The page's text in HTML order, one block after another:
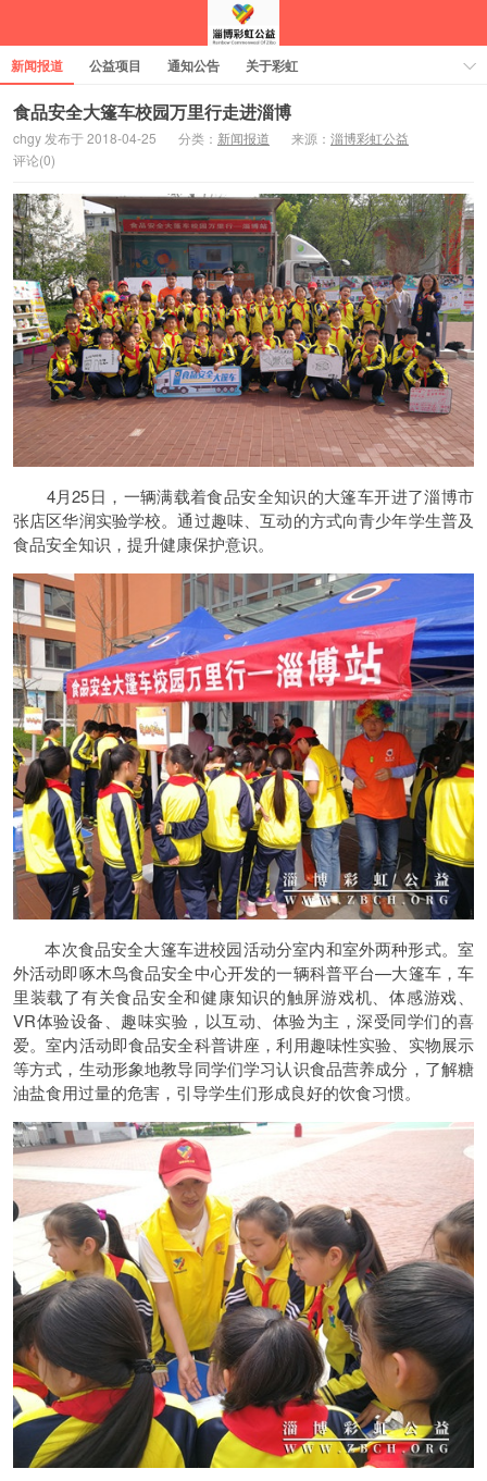
新闻报道 公益项目 通知公告 关于彩虹
食品安全大篷车校园万里行走进淄博
chgy 发布于 2018-04-25 分类： 新闻报道 来源： 淄博彩虹公益
评论(0)
4月25日，一辆满载着食品安全知识的大篷车开进了淄博市
张店区华润实验学校。通过趣味、互动的方式向青少年学生普及
食品安全知识，提升健康保护意识。
本次食品安全大篷车进校园活动分室内和室外两种形式。室
外活动即啄木鸟食品安全中心开发的一辆科普平台—大篷车，车
里装载了有关食品安全和健康知识的触屏游戏机、体感游戏、
VR体验设备、趣味实验，以互动、体验为主，深受同学们的喜
爱。室内活动即食品安全科普讲座，利用趣味性实验、实物展示
等方式，生动形象地教导同学们学习认识食品营养成分，了解糖
油盐食用过量的危害，引导学生们形成良好的饮食习惯。